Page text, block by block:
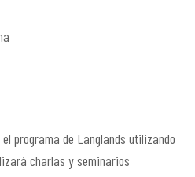
programa de Langlands utilizando
charlas y seminarios